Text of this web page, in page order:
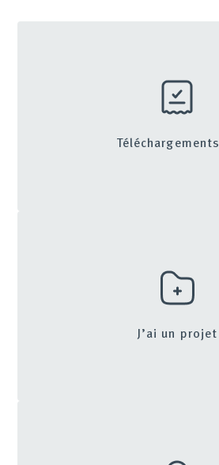
Téléchargements
J’ai un projet